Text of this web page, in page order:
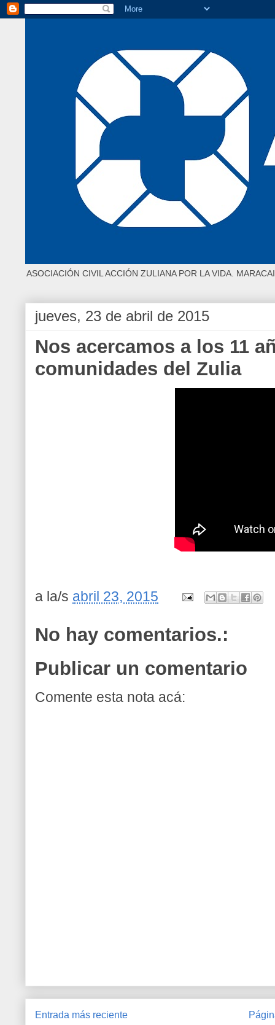
ASOCIACIÓN CIVIL ACCIÓN ZULIANA POR LA VIDA.
jueves, 23 de abril de 2015
Nos acercamos a los 11
comunidades del Zulia
a la/s abril 23, 2015
No hay comentarios.:
Publicar un comentario
Comente esta nota acá:
Entrada más reciente